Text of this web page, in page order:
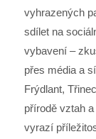
vyhrazených
sdílet na
vybavení –
přes média a
Frýdlant,
přírodě vztah
vyrazí